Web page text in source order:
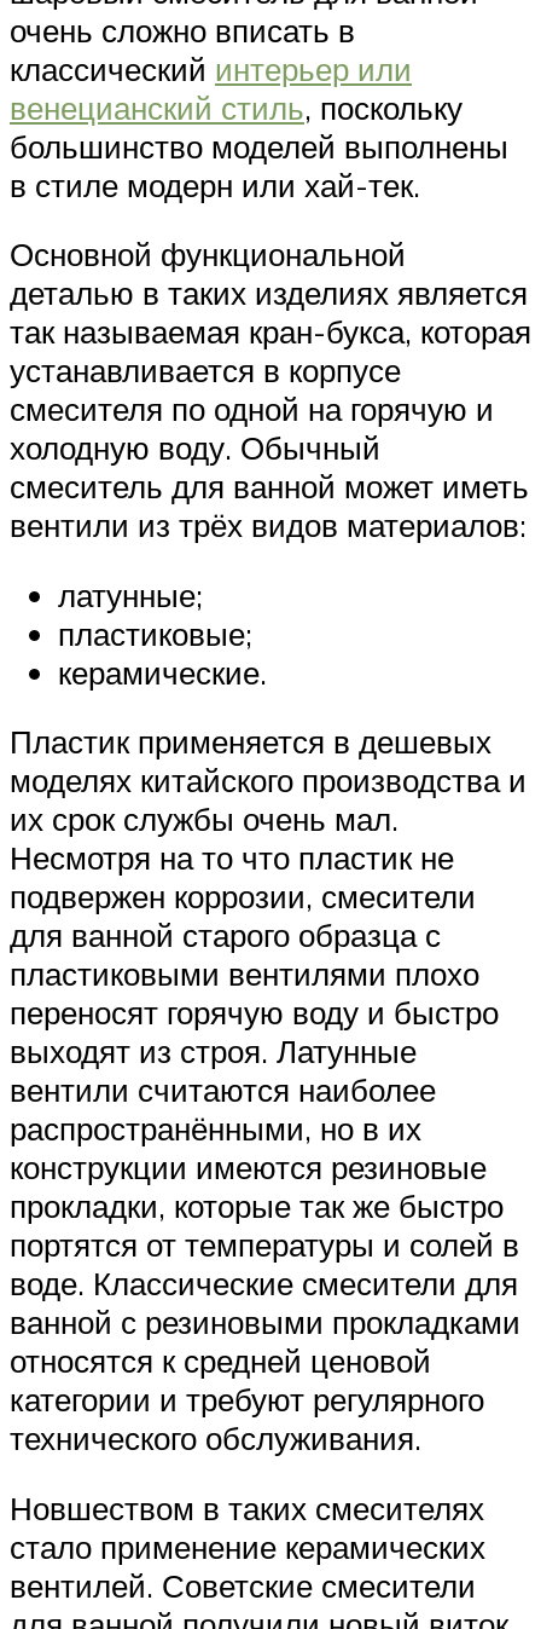
очень сложно вписать в
классический интерьер или
венецианский стиль, поскольку
большинство моделей выполнены
в стиле модерн или хай-тек.
Основной функциональной
деталью в таких изделиях является
так называемая кран-букса, которая
устанавливается в корпусе
смесителя по одной на горячую и
холодную воду. Обычный
смеситель для ванной может иметь
вентили из трёх видов материалов:
латунные;
пластиковые;
керамические.
Пластик применяется в дешевых
моделях китайского производства и
их срок службы очень мал.
Несмотря на то что пластик не
подвержен коррозии, смесители
для ванной старого образца с
пластиковыми вентилями плохо
переносят горячую воду и быстро
выходят из строя. Латунные
вентили считаются наиболее
распространёнными, но в их
конструкции имеются резиновые
прокладки, которые так же быстро
портятся от температуры и солей в
воде. Классические смесители для
ванной с резиновыми прокладками
относятся к средней ценовой
категории и требуют регулярного
технического обслуживания.
Новшеством в таких смесителях
стало применение керамических
вентилей. Советские смесители